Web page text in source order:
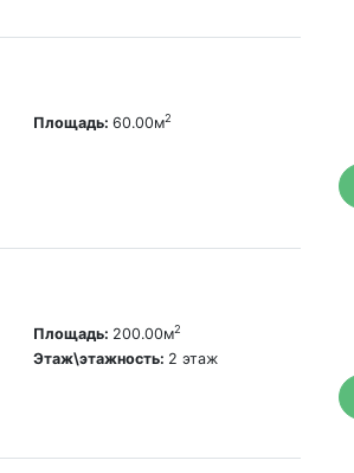
Площадь: 60.00м2
Площадь: 200.00м2
Этаж\этажность: 2 этаж